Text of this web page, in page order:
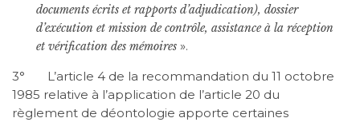
documents écrits et rapports d’adjudication), dossier
d’exécution et mission de contrôle, assistance à la réception
et vérification des mémoires ».
3° L’article 4 de la recommandation du 11 octobre
1985 relative à l’application de l’article 20 du
règlement de déontologie apporte certaines